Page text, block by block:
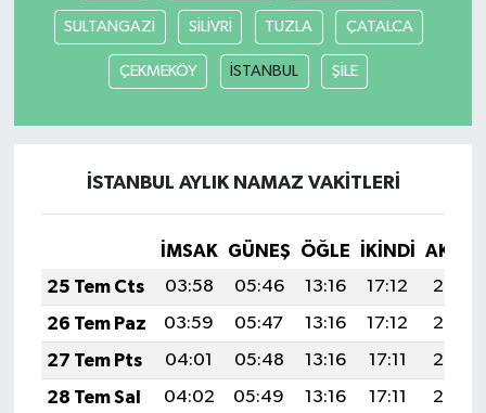
SULTANGAZİ SİLİVRİ TUZLA ÇATALCA
ÇEKMEKÖY İSTANBUL ŞİLE
İSTANBUL AYLIK NAMAZ VAKITLERI
İMSAK GÜNEŞ ÖĞLE İKINDI
25 Tem Cts
03:58 05:46 13:16 17:12
20:35
26 Tem Paz
03:59 05:47 13:16 17:12
20:34
27 Tem Pts
04:01 05:48 13:16 17:11
20:33
28 Tem Sal
04:02 05:49 13:16 17:11
20:32